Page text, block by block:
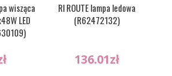
wisząca
LED
Rl ROUTE lampa ledowa
(R62472132)
136.01zł